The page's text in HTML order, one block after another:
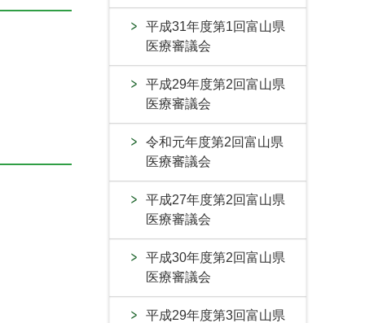
平成31年度第1回富山県
医療審議会
平成29年度第2回富山県
医療審議会
令和元年度第2回富山県
医療審議会
平成27年度第2回富山県
医療審議会
平成30年度第2回富山県
医療審議会
平成29年度第3回富山県